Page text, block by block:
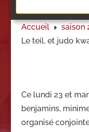
Accueil E saison
Le teil, et judo
Ce lundi 23 et
benjamins,
organisé